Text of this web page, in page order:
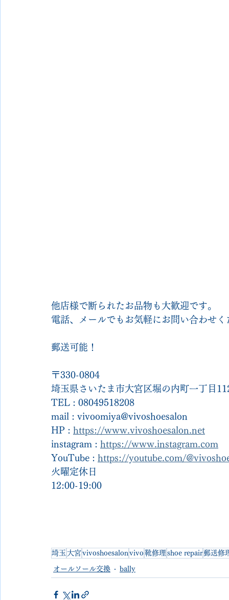
他店様で断られたお品物も大歓迎です。
電話、メールでもお気軽にお問い合わせく
郵送可能！
〒330-0804
埼玉県さいたま市大宮区堀の内町一丁目
TEL : 08049518208
mail : vivoomiya@vivoshoesalon
HP : https://www.vivoshoesalon.net
instagram : https://www.instagram.com
YouTube : https://youtube.com/
火曜定休日
12:00-19:00
埼玉 大宮vivoshoesalon vivo靴修理 shoe repair郵送修
オールソール交換 bally